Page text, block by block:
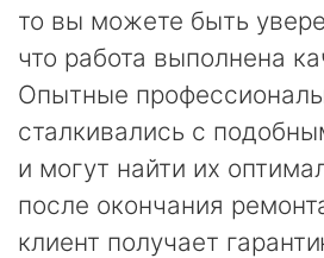
то вы можете быть
что работа выполнена
Опытные
сталкивались с
и могут найти их
после окончания
клиент получает